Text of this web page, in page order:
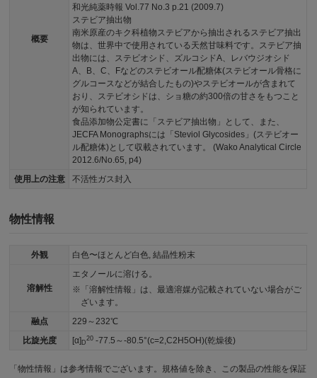
概要
和光純薬時報 Vol.77 No.3 p.21 (2009.7)
ステビア抽出物
南米原産のキク科植物ステビアから抽出されるステビア抽出
物は、世界中で使用されている天然甘味料です。ステビア抽
出物には、ステビオシド、ズルコシドA、レバウジオシド
A、B、C、Fなどのステビオール配糖体(ステビオール骨格に
グルコースなどが結合したもの)やステビオールが含まれて
おり、ステビオシドは、ショ糖の約300倍の甘さをもつこと
が知られています。
食品添加物公定書に「ステビア抽出物」として、また、
JECFA Monographsには「Steviol Glycosides」(ステビオー
ル配糖体)として収載されています。 (Wako Analytical Circle
2012.6/No.65, p4)
使用上の注意
不活性ガス封入
物性情報
外観 白色〜ほとんど白色, 結晶性粉末
溶解性
エタノールに溶ける。
「溶解性情報」は、最適溶媒が記載されていない場合がご
ざいます。
融点
229～232℃
比旋光度
[α]D
20 -77.5～-80.5°(c=2,C2H5OH)(乾燥後)
「物性情報」は参考情報でございます。規格値を除き、この製品の性能を保証